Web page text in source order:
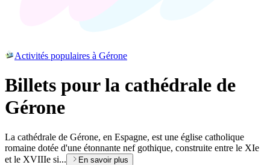
Activités populaires à Gérone
Billets pour la cathédrale de
Gérone
La cathédrale de Gérone, en Espagne, est une église catholique
romaine dotée d'une étonnante nef gothique, construite entre le XIe
et le XVIIIe si...
En savoir plus